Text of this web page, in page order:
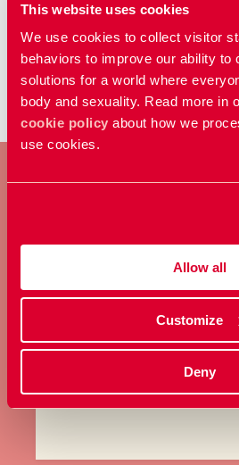
This website uses cookies
We use cookies to collect visitor
behaviors to improve our ability to
solutions for a world where
body and sexuality. Read more in
cookie policy about how we
use cookies.
Allow all
Customize
Deny
och sexualitet. Vi anordnar
informationskvällar,
evenemang till
projekt och kampanjer. Vi
vill vara med och lyfta
Norrbotten! Bli medlem i
skolor och prata om
relationer och sexuell
1 2 3
BLI
Ta ställning för
bestämma över sin
sexualitet.
Bli medlem